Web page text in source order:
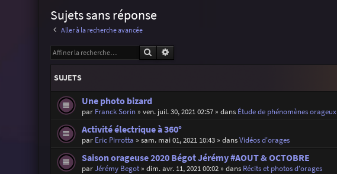
Sujets sans réponse
Aller à la recherche avancée
Rechercher
SUJETS
Une photo bizard
par Franck Sorin» ven. juil. 30, 2021 02:57» dans Étude de phénomènes orageux
Activité électrique à 360°
par Eric Pirrotta » sam. mai 01, 2021 10:43» dansVidéos d'orages
Saison orageuse 2020 Bégot Jérémy #AOUT & OCTOBRE
parJérémy Begot» dim. avr. 11, 2021 00:02» dans Récits et photos d'orages